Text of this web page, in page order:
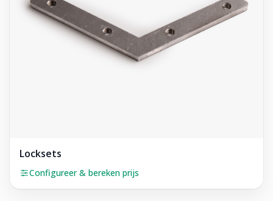
Locksets
Configureer & bereken prijs